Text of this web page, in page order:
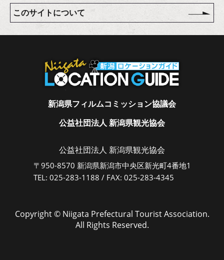
このサイトについて
新潟県フィルムコミッション協議会
公益社団法人 新潟県観光協会
公益社団法人 新潟県観光協会
〒950-8570 新潟県新潟市中央区新光町4番地1
TEL: 025-283-1188 / FAX: 025-283-4345
Copyright © Niigata Prefectural Tourist Association.
All Rights Reserved.